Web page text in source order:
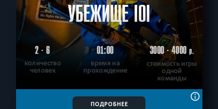
УБЕЖИЩЕ IOI
2 - 6
количество
человек
01:00
время на
прохождение
3000 - 4000р.
стоимость игры
одной
команды
ПОДРОБНЕЕ